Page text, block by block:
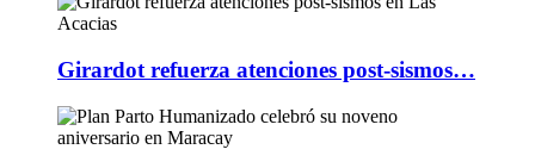
Girardot refuerza atenciones post-sismos…